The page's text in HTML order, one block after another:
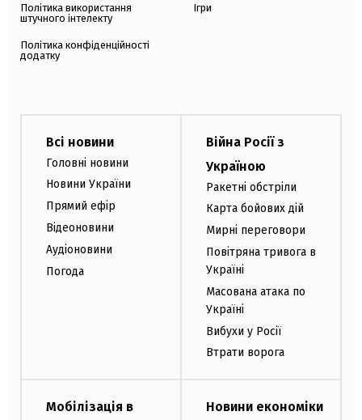
Політика використання
штучного інтелекту
Політика конфіденційності
додатку
Ігри
Всі новини
Головні новини
Новини України
Прямий ефір
Відеоновини
Аудіоновини
Погода
Війна Росії з
Україною
Ракетні обстріли
Карта бойових дій
Мирні переговори
Повітряна тривога в
Україні
Масована атака по
Україні
Вибухи у Росії
Втрати ворога
Мобілізація в
Новини економіки